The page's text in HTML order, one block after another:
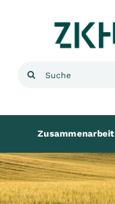
Suche
Zusammenarbeit